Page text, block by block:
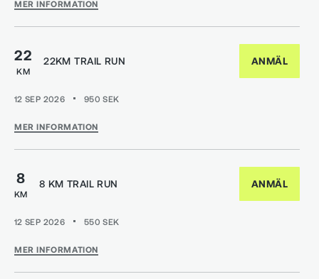
MER INFORMATION
22
KM
22KM TRAIL RUN ANMÄL
12 SEP 2026 950 SEK
MER INFORMATION
8
KM
8 KM TRAIL RUN ANMÄL
12 SEP 2026 550 SEK
MER INFORMATION